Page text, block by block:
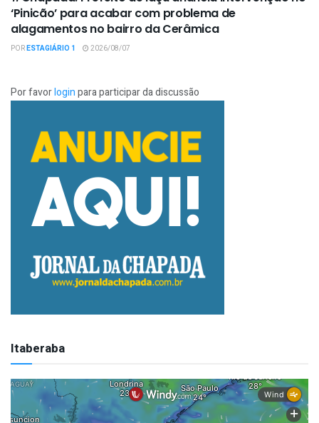
‘Pinicão’ para acabar com problema de
alagamentos no bairro da Cerâmica
PORESTAGIÁRIO 1 2026/08/07
Por favorloginpara participar da discussão
Itaberaba